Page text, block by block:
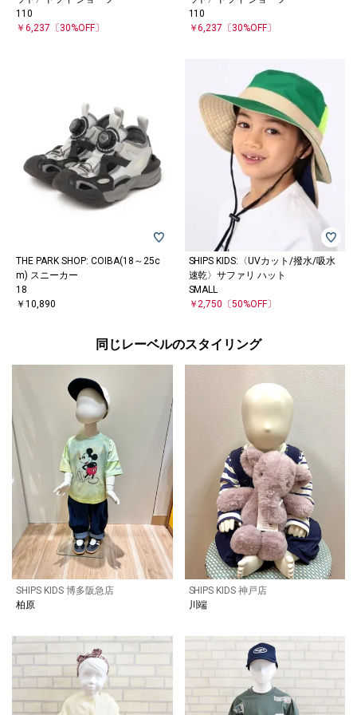
110
￥6,237 〔30%OFF〕
110
￥6,237 〔30%OFF〕
THE PARK SHOP: COIBA(18～25c
m) スニーカー
18
￥10,890
SHIPS KIDS:〈UVカット/撥水/吸水
速乾〉サファリ ハット
SMALL
￥2,750 〔50%OFF〕
同じレーベルのスタイリング
SHIPS KIDS 博多阪急店
柏原
SHIPS KIDS 神戸店
川端